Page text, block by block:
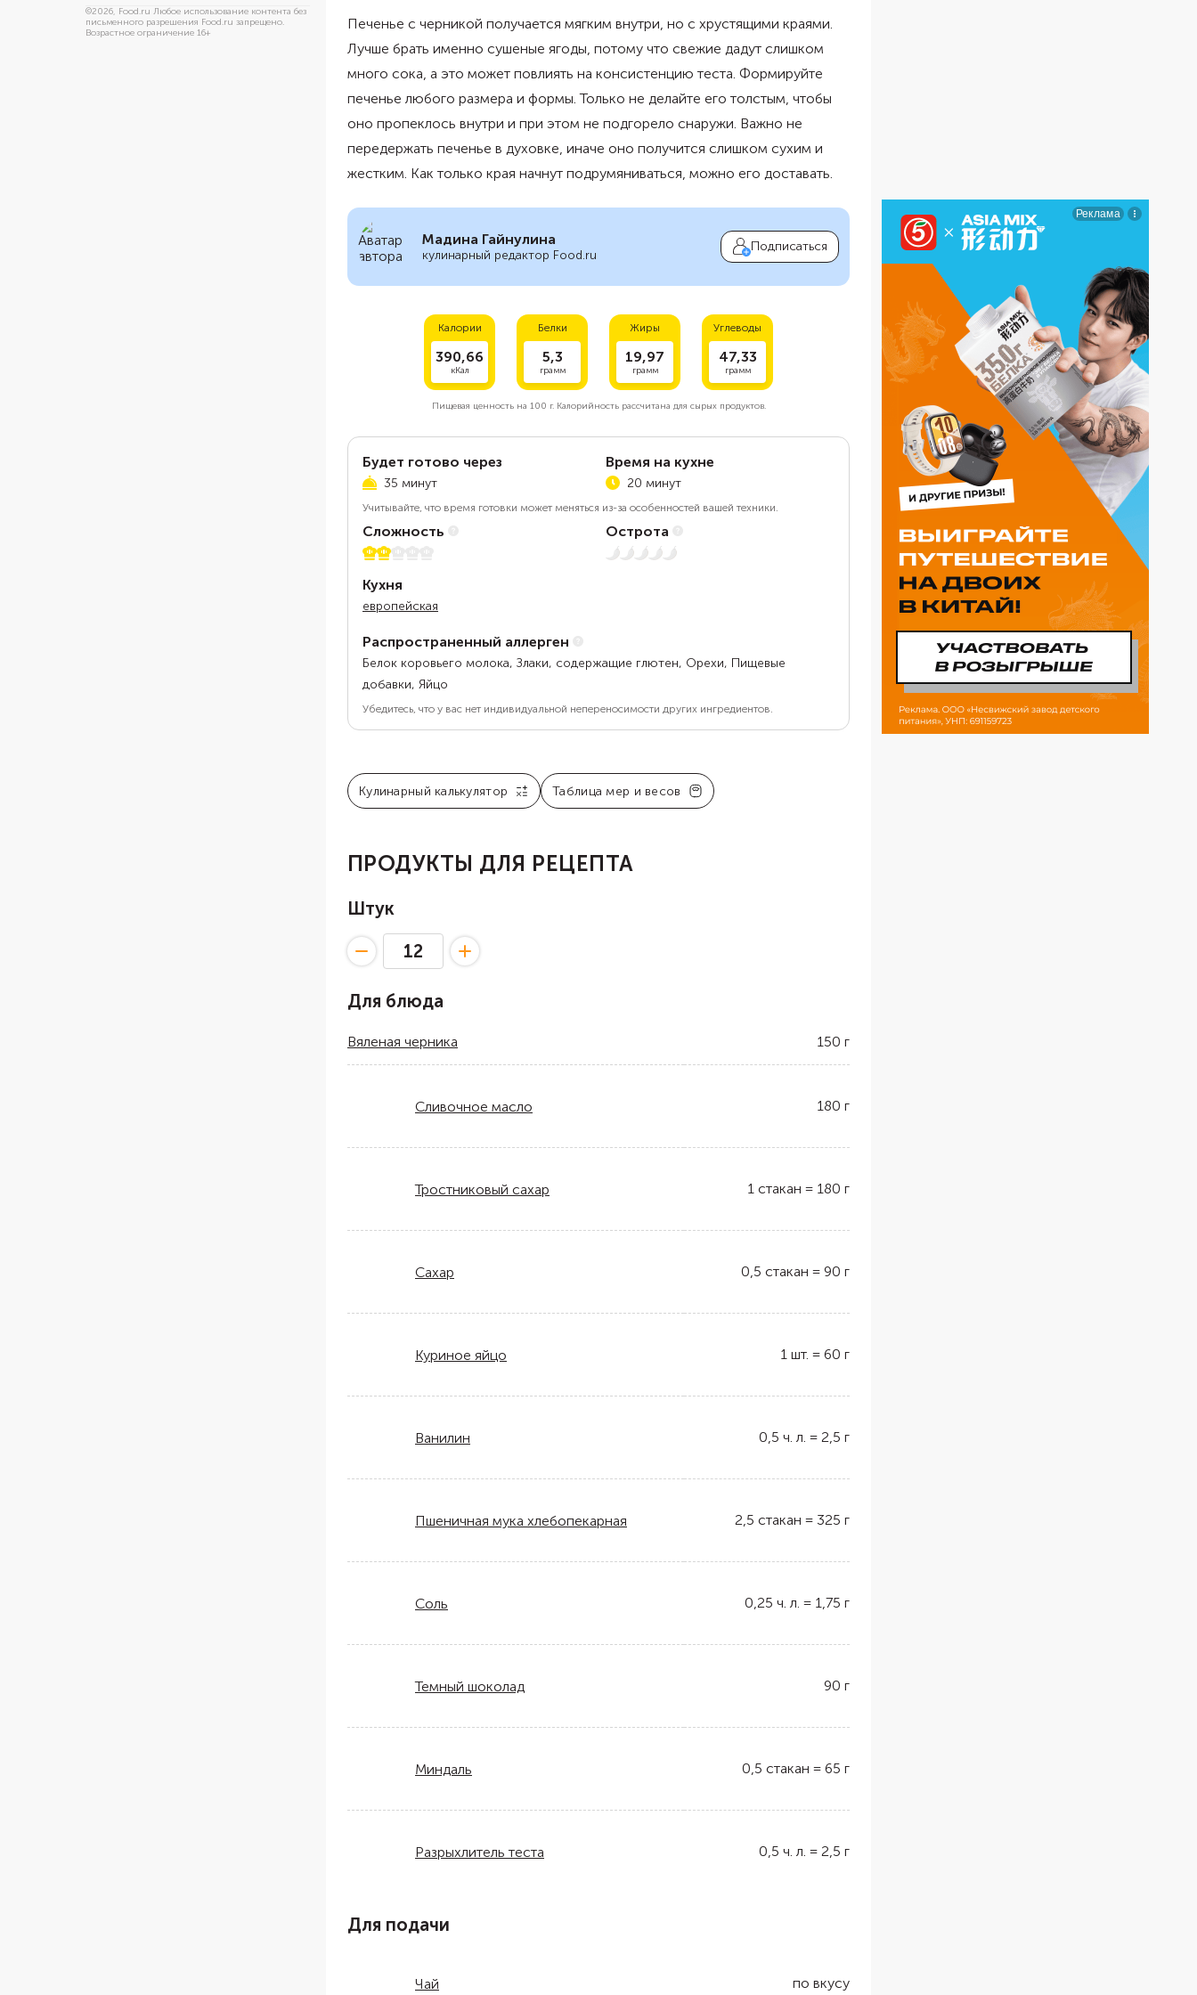
©2026, Food.ru Любое использование контента без
письменного разрешения Food.ru запрещено.
Возрастное ограничение 16+
Печенье с черникой получается мягким внутри, но с хрустящими краями.
Лучше брать именно сушеные ягоды, потому что свежие дадут слишком
много сока, а это может повлиять на консистенцию теста. Формируйте
печенье любого размера и формы. Только не делайте его толстым, чтобы
оно пропеклось внутри и при этом не подгорело снаружи. Важно не
передержать печенье в духовке, иначе оно получится слишком сухим и
жестким. Как только края начнут подрумяниваться, можно его доставать.
Мадина Гайнулина
кулинарный редактор Food.ru
Подписаться
Калории
390,66
кКал
Белки
5,3
грамм
Жиры
19,97
грамм
Углеводы
47,33
грамм
Пищевая ценность на 100 г.Калорийность рассчитана для сырых продуктов.
Будет готово через
35 минут
Время на кухне
20 минут
Учитывайте, что время готовки может меняться из-за особенностей вашей техники.
Сложность
2 из 5
Острота
Нет остроты
Кухня
европейская
Распространенный аллерген
Белок коровьего молока, Злаки, содержащие глютен, Орехи, Пищевые
добавки, Яйцо
Убедитесь, что у вас нет индивидуальной непереносимости других ингредиентов.
Кулинарный калькулятор Таблица мер и весов
ПРОДУКТЫ ДЛЯ РЕЦЕПТА
Штук
Для блюда
Вяленая черника 150 г
Сливочное масло 180 г
Тростниковый сахар 1 стакан = 180 г
Сахар 0,5 стакан = 90 г
Куриное яйцо 1 шт. = 60 г
Ванилин 0,5 ч. л. = 2,5 г
Пшеничная мука хлебопекарная 2,5 стакан = 325 г
Соль 0,25 ч. л. = 1,75 г
Темный шоколад 90 г
Миндаль 0,5 стакан = 65 г
Разрыхлитель теста 0,5 ч. л. = 2,5 г
Для подачи
Чай по вкусу